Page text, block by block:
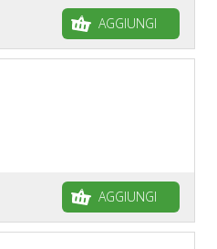
AGGIUNGI
AGGIUNGI